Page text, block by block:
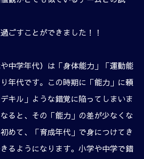
ごすことができました！！
中学年代）は「身体能力」「運動能
年代です。この時期に「能力」に頼
キル」ような錯覚に陥ってしまいま
ると、その「能力」の差が少なくな
めて、「育成年代」で身につけてき
るようになります。小学や中学で錯